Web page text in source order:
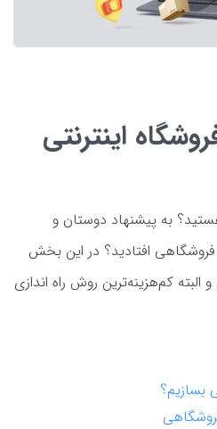
اینترنتی
به پیشنهاد دوستان و
افتادید؟ در این بخش
کم‌هزینه‌ترین روش راه اندازی